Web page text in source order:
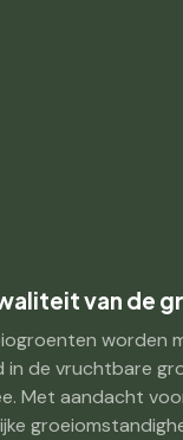
van de
worden
in de vruchtbare
Met aandacht